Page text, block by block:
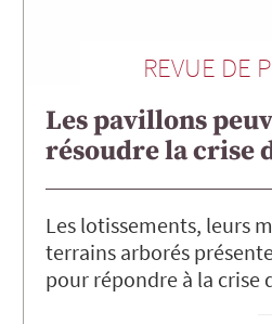
REVUE DE
Les pavillons
résoudre la crise
Les lotissements, leurs
terrains arborés
pour répondre à la crise